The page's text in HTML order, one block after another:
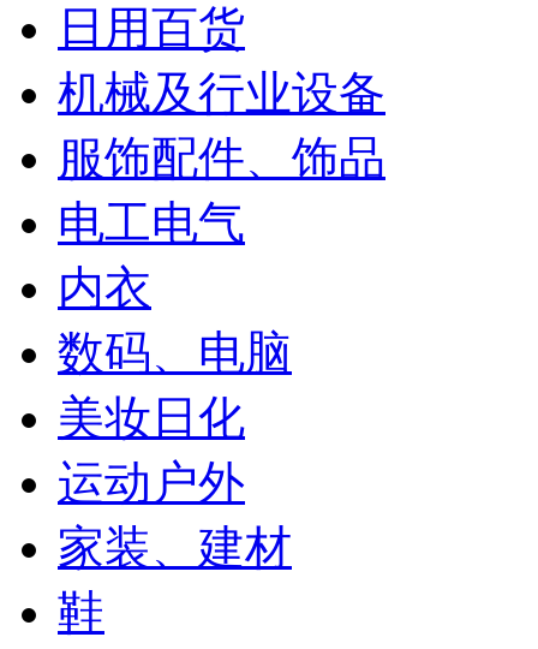
日用百货
机械及行业设备
服饰配件、饰品
电工电气
内衣
数码、电脑
美妆日化
运动户外
家装、建材
鞋